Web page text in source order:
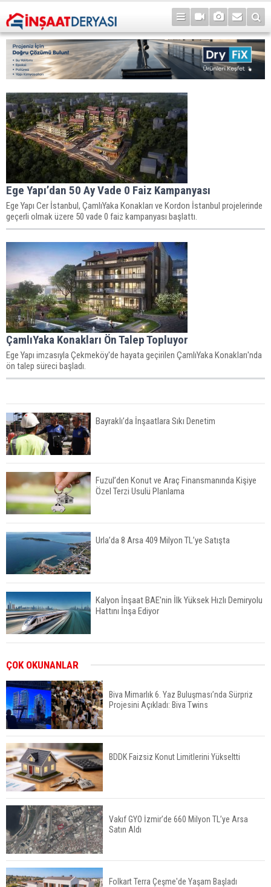
Ege Yapı’dan 50 Ay Vade 0 Faiz Kampanyası
Ege Yapı Cer İstanbul, ÇamlıYaka Konakları ve Kordon İstanbul projelerinde
geçerli olmak üzere 50 vade 0 faiz kampanyası başlattı.
ÇamlıYaka Konakları Ön Talep Topluyor
Ege Yapı imzasıyla Çekmeköy'de hayata geçirilen ÇamlıYaka Konakları'nda
ön talep süreci başladı.
Bayraklı’da İnşaatlara Sıkı Denetim
Fuzul’den Konut ve Araç Finansmanında Kişiye
Özel Terzi Usulü Planlama
Urla’da 8 Arsa 409 Milyon TL’ye Satışta
Kalyon İnşaat BAE'nin İlk Yüksek Hızlı Demiryolu
Hattını İnşa Ediyor
TOKİ 51 İlde 540 Konut ve İş Yerini Satışa
Sunuyor
Yatırımcıların Bina Tercihi Değişiyor: Dijital Altyapı
Öne Çıkıyor
TOKİ'nin Kiralık Sosyal Konut Modeli Kiraları
Düşürür Mü?
ÇOK OKUNANLAR
Biva Mimarlık 6. Yaz Buluşması’nda Sürpriz
Projesini Açıkladı: Biva Twins
BDDK Faizsiz Konut Limitlerini Yükseltti
Vakıf GYO İzmir’de 660 Milyon TL’ye Arsa
Satın Aldı
Folkart Terra Çeşme'de Yaşam Başladı